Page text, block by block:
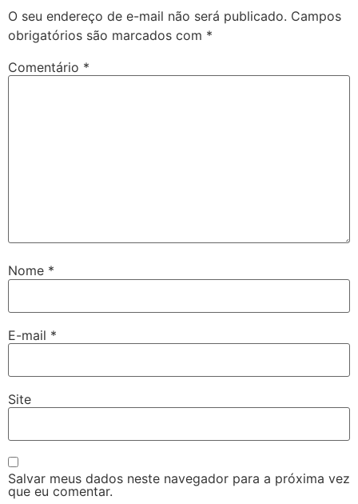
O seu endereço de e-mail não será publicado. Campos
obrigatórios são marcados com *
Comentário *
Nome *
E-mail *
Site
Salvar meus dados neste navegador para a próxima vez
que eu comentar.